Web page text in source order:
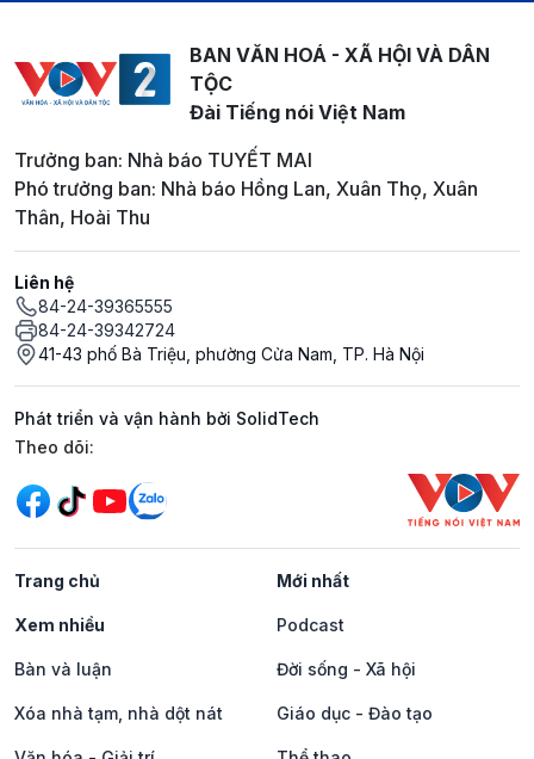
BAN VĂN HOÁ - XÃ HỘI VÀ DÂN
TỘC
Đài Tiếng nói Việt Nam
Trưởng ban: Nhà báo TUYẾT MAI
Phó trưởng ban: Nhà báo Hồng Lan, Xuân Thọ, Xuân
Thân, Hoài Thu
Liên hệ
84-24-39365555
84-24-39342724
41-43 phố Bà Triệu, phường Cửa Nam, TP. Hà Nội
Phát triển và vận hành bởi SolidTech
Mạng xã hội
Theo dõi:
Trang chủ Mới nhất
Xem nhiều Podcast
Bàn và luận Đời sống - Xã hội
Xóa nhà tạm, nhà dột nát Giáo dục - Đào tạo